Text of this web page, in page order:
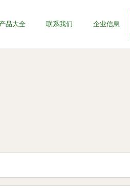
产品大全 联系我们 企业信息